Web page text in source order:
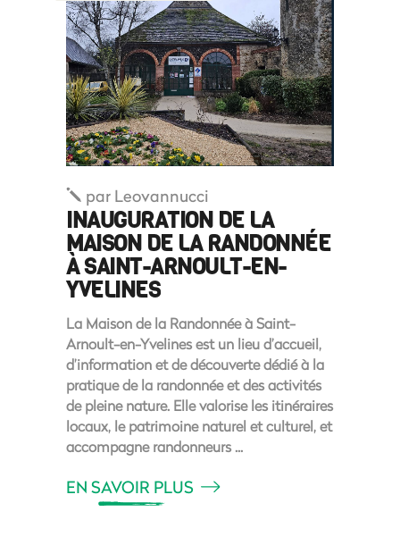
par Leovannucci
INAUGURATION DE LA
MAISON DE LA RANDONNÉE
À SAINT-ARNOULT-EN-
YVELINES
La Maison de la Randonnée à Saint-
Arnoult-en-Yvelines est un lieu d’accueil,
d’information et de découverte dédié à la
pratique de la randonnée et des activités
de pleine nature. Elle valorise les itinéraires
locaux, le patrimoine naturel et culturel, et
accompagne randonneurs
EN SAVOIR PLUS